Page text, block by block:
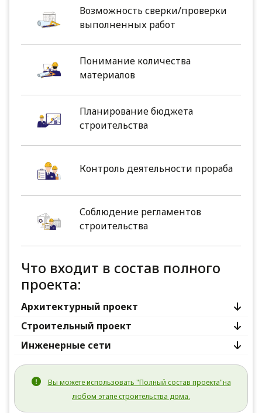
Возможность сверки/проверки
выполненных работ
Понимание количества
материалов
Планирование бюджета
строительства
Контроль деятельности прораба
Соблюдение регламентов
строительства
Что входит в состав полного
проекта:
Архитектурный проект
Строительный проект
Инженерные сети
Вы можете использовать "Полный состав проекта"на
любом этапе строительства дома.